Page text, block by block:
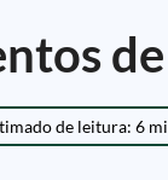
de leitura: 6